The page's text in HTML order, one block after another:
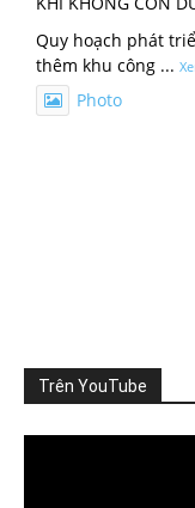
Quy hoạch phát
thêm khu công ...
Photo
Photo
Trên YouTube